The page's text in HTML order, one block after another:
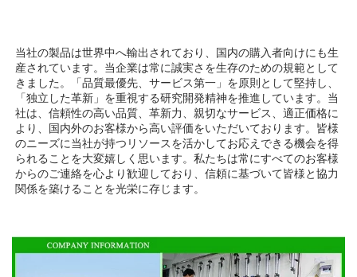
当社の製品は世界中へ輸出されており、国内の購入者向けにも生
産されています。当企業は常に誠実さを生存のための規範として
きました。「品質最優先、サービス第一」を原則として堅持し、
「独立した革新」を重視する研究開発精神を推進しています。当
社は、信頼性の高い品質、革新力、親切なサービス、適正価格に
より、国内外のお客様から高い評価をいただいております。皆様
のニーズに当社が持つリソースを活かしてお応えできる機会を得
られることを大変嬉しく思います。私たちは常にすべてのお客様
からのご連絡を心より歓迎しており、信頼に基づいて皆様と協力
関係を築けることを光栄に存じます。